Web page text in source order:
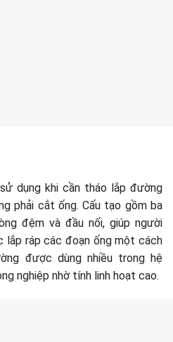
dụng khi cần tháo lắp đường
phải cắt ống. Cấu tạo gồm ba
đệm và đầu nối, giúp người
lắp ráp các đoạn ống một cách
được dùng nhiều trong hệ
nghiệp nhờ tính linh hoạt cao.